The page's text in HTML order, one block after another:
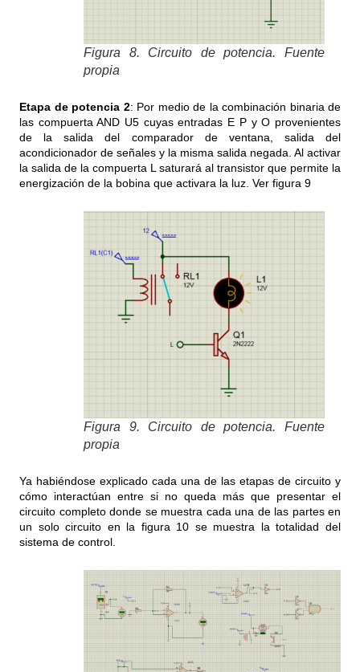
Figura 8. Circuito de potencia. Fuente
propia
Etapa de potencia 2: Por medio de la combinación binaria de
las compuerta AND U5 cuyas entradas E P y O provenientes
de la salida del comparador de ventana, salida del
acondicionador de señales y la misma salida negada. Al activar
la salida de la compuerta L saturará al transistor que permite la
energización de la bobina que activara la luz. Ver figura 9
Figura 9. Circuito de potencia. Fuente
propia
Ya habiéndose explicado cada una de las etapas de circuito y
cómo interactúan entre si no queda más que presentar el
circuito completo donde se muestra cada una de las partes en
un solo circuito en la figura 10 se muestra la totalidad del
sistema de control.